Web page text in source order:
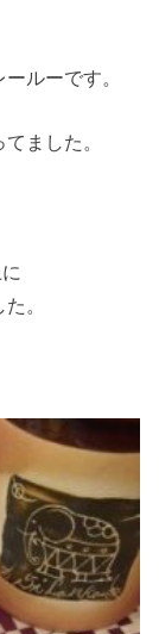
ルーです。
ました。
。